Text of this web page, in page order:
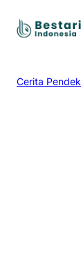
Cerita Pendek